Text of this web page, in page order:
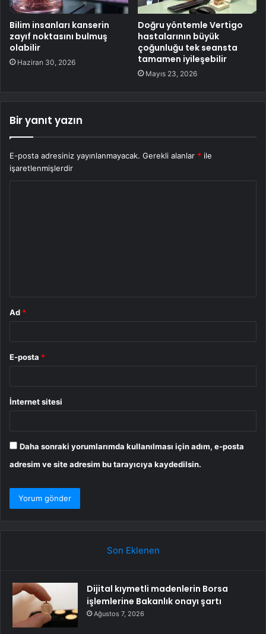
Bilim insanları kanserin
zayıf noktasını bulmuş
olabilir
Haziran 30, 2026
Doğru yöntemle Vertigo
hastalarının büyük
çoğunluğu tek seansta
tamamen iyileşebilir
Mayıs 23, 2026
Bir yanıt yazın
E-posta adresiniz yayınlanmayacak. Gerekli alanlar * ile
işaretlenmişlerdir
Ad *
E-posta *
İnternet sitesi
Daha sonraki yorumlarımda kullanılması için adım, e-posta
adresim ve site adresim bu tarayıcıya kaydedilsin.
Son Eklenen
Dijital kıymetli madenlerin Borsa
işlemlerine Bakanlık onayı şartı
Ağustos 7, 2026